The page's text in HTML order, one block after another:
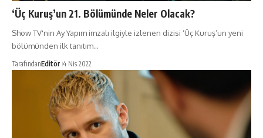
‘Üç Kuruş’un 21. Bölümünde Neler Olacak?
Show TV'nin Ay Yapım imzalı ilgiyle izlenen dizisi ‘Üç Kuruş’un yeni
bölümünden ilk tanıtım…
TarafındanEditör 4 Nis 2022